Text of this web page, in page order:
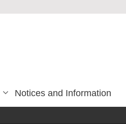
Notices and Information